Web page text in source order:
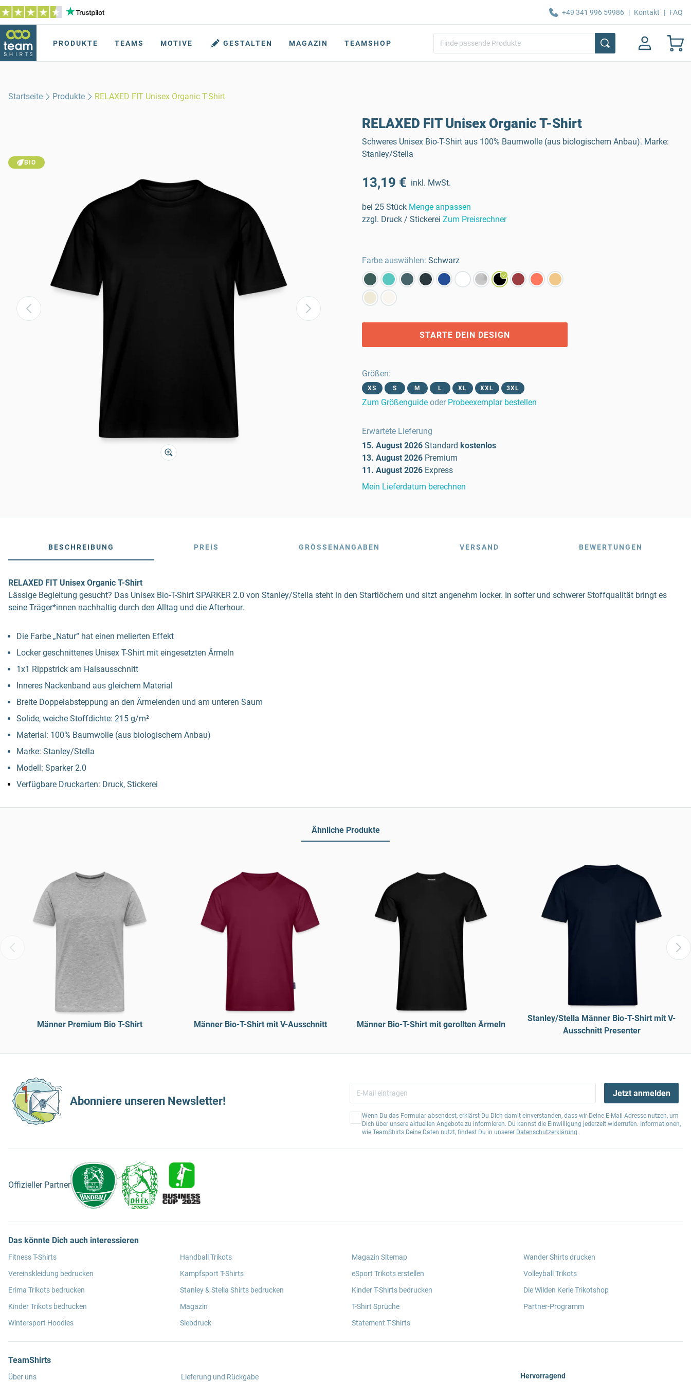
+49 341 996 59986 | Kontakt | FAQ
PRODUKTE TEAMS MOTIVE GESTALTEN MAGAZIN TEAMSHOP
Startseite Produkte RELAXED FIT Unisex Organic T-Shirt
BIO
RELAXED FIT Unisex Organic T-Shirt
Schweres Unisex Bio-T-Shirt aus 100% Baumwolle (aus biologischem Anbau). Marke:
Stanley/Stella
13,19 € inkl. MwSt.
bei 25 Stück Menge anpassen
zzgl. Druck / Stickerei Zum Preisrechner
Farbe auswählen: Schwarz
STARTE DEIN DESIGN
Größen:
XS S M L XL XXL 3XL
Zum Größenguide oder Probeexemplar bestellen
Erwartete Lieferung
15. August 2026 Standard kostenlos
13. August 2026 Premium
11. August 2026 Express
Mein Lieferdatum berechnen
BESCHREIBUNG PREIS GRÖSSENANGABEN VERSAND BEWERTUNGEN
RELAXED FIT Unisex Organic T-Shirt
Lässige Begleitung gesucht? Das Unisex Bio-T-Shirt SPARKER 2.0 von Stanley/Stella steht in den Startlöchern und sitzt angenehm locker. In softer und schwerer Stoffqualität bringt es
seine Träger*innen nachhaltig durch den Alltag und die Afterhour.
Die Farbe „Natur“ hat einen melierten Effekt
Locker geschnittenes Unisex T-Shirt mit eingesetzten Ärmeln
1x1 Rippstrick am Halsausschnitt
Inneres Nackenband aus gleichem Material
Breite Doppelabsteppung an den Ärmelenden und am unteren Saum
Solide, weiche Stoffdichte: 215 g/m²
Material: 100% Baumwolle (aus biologischem Anbau)
Marke: Stanley/Stella
Modell: Sparker 2.0
Verfügbare Druckarten: Druck, Stickerei
Ähnliche Produkte
Männer Premium Bio T-Shirt Männer Bio-T-Shirt mit V-Ausschnitt Männer Bio-T-Shirt mit gerollten Ärmeln
Stanley/Stella Männer Bio-T-Shirt mit V-
Ausschnitt Presenter
Abonniere unseren Newsletter!
Jetzt anmelden
Wenn Du das Formular absendest, erklärst Du Dich damit einverstanden, dass wir Deine E-Mail-Adresse nutzen, um
Dich über unsere aktuellen Angebote zu informieren. Du kannst die Einwilligung jederzeit widerrufen. Informationen,
wie TeamShirts Deine Daten nutzt, findest Du in unserer Datenschutzerklärung.
Offizieller Partner
Das könnte Dich auch interessieren
Fitness T-Shirts
Vereinskleidung bedrucken
Erima Trikots bedrucken
Kinder Trikots bedrucken
Wintersport Hoodies
Handball Trikots
Kampfsport T-Shirts
Stanley & Stella Shirts bedrucken
Magazin
Siebdruck
Magazin Sitemap
eSport Trikots erstellen
Kinder T-Shirts bedrucken
T-Shirt Sprüche
Statement T-Shirts
Wander Shirts drucken
Volleyball Trikots
Die Wilden Kerle Trikotshop
Partner-Programm
TeamShirts
Über uns Lieferung und Rückgabe Hervorragend